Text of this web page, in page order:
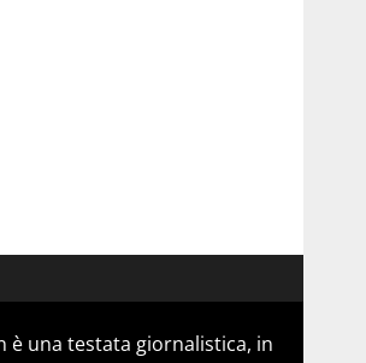
è una testata giornalistica, in